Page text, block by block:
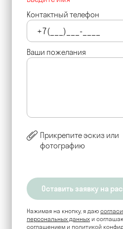
Контактный телефон
Ваши пожелания
Прикрепите эскиз или
фотографию
Нажимая на кнопку, я даю согласие на
персональных данных и
соглашением и политикой